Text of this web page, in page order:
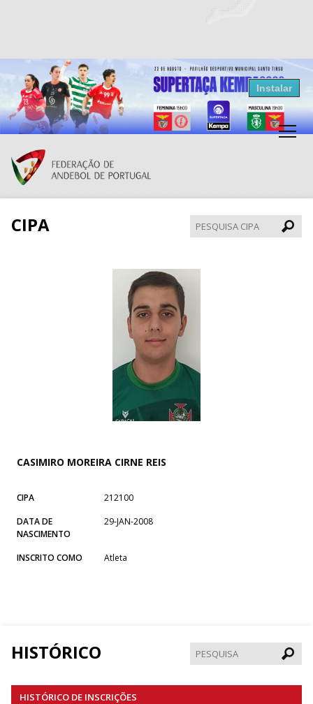
Resultados Andebol
Federação de Andebol de Portugal
Grátis - Disponivel na Play Store
Instalar
CIPA
CIPA
CASIMIRO MOREIRA CIRNE REIS
CIPA
212100
DATA DE
NASCIMENTO
29-JAN-2008
INSCRITO COMO Atleta
HISTÓRICO
HISTÓRICO DE INSCRIÇÕES